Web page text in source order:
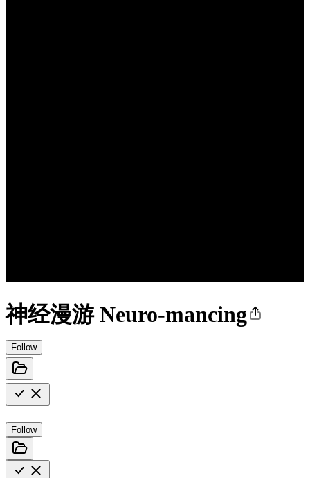
神经漫游 Neuro-mancing
Follow
Follow